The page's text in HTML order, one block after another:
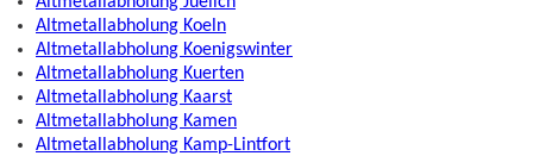
Altmetallabholung Koeln
Altmetallabholung Koenigswinter
Altmetallabholung Kuerten
Altmetallabholung Kaarst
Altmetallabholung Kamen
Altmetallabholung Kamp-Lintfort